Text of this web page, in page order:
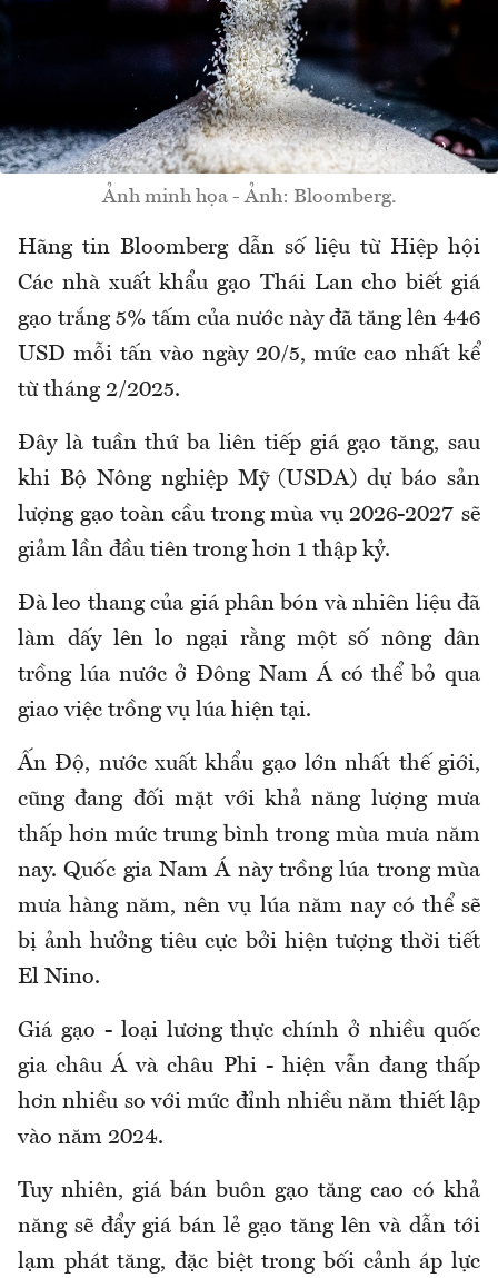
Ảnh minh họa - Ảnh: Bloomberg.
Hãng tin Bloomberg dẫn số liệu từ Hiệp hội
Các nhà xuất khẩu gạo Thái Lan cho biết giá
gạo trắng 5% tấm của nước này đã tăng lên 446
USD mỗi tấn vào ngày 20/5, mức cao nhất kể
từ tháng 2/2025.
Đây là tuần thứ ba liên tiếp giá gạo tăng, sau
khi Bộ Nông nghiệp Mỹ (USDA) dự báo sản
lượng gạo toàn cầu trong mùa vụ 2026-2027 sẽ
giảm lần đầu tiên trong hơn 1 thập kỷ.
Đà leo thang của giá phân bón và nhiên liệu đã
làm dấy lên lo ngại rằng một số nông dân
trồng lúa nước ở Đông Nam Á có thể bỏ qua
giao việc trồng vụ lúa hiện tại.
Ấn Độ, nước xuất khẩu gạo lớn nhất thế giới,
cũng đang đối mặt với khả năng lượng mưa
thấp hơn mức trung bình trong mùa mưa năm
nay. Quốc gia Nam Á này trồng lúa trong mùa
mưa hàng năm, nên vụ lúa năm nay có thể sẽ
bị ảnh hưởng tiêu cực bởi hiện tượng thời tiết
El Nino.
Giá gạo - loại lương thực chính ở nhiều quốc
gia châu Á và châu Phi - hiện vẫn đang thấp
hơn nhiều so với mức đỉnh nhiều năm thiết lập
vào năm 2024.
Tuy nhiên, giá bán buôn gạo tăng cao có khả
năng sẽ đẩy giá bán lẻ gạo tăng lên và dẫn tới
lạm phát tăng, đặc biệt trong bối cảnh áp lực